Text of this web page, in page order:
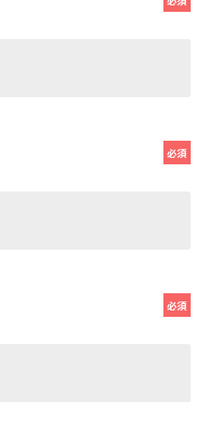
必須
必須